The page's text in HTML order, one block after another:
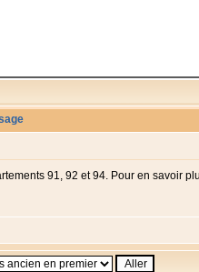
91, 92 et 94. Pour en savoir